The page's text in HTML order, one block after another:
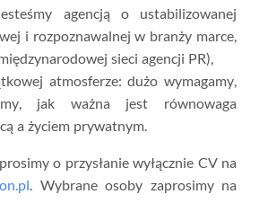
agencją o ustabilizowanej
i rozpoznawalnej w branży marce,
sieci agencji PR),
atmosferze: dużo wymagamy,
jak ważna jest równowaga
a życiem prywatnym.
o przysłanie wyłącznie CV na
. Wybrane osoby zaprosimy na